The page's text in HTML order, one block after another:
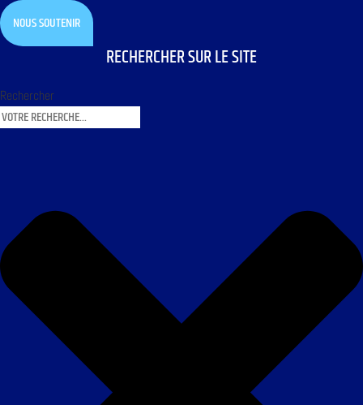
NOUS SOUTENIR
RECHERCHER SUR LE SITE
Rechercher